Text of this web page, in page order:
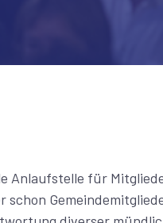
Anlaufstelle für